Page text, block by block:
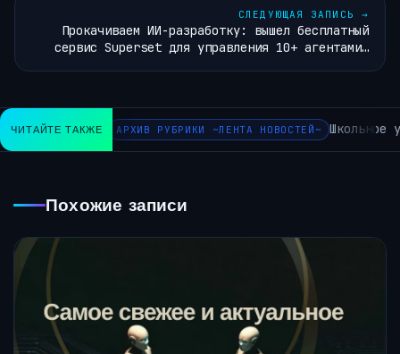
СЛЕДУЮЩАЯ ЗАПИСЬ →
Прокачиваем ИИ-разработку: вышел бесплатный
сервис Superset для управления 10+ агентами…
ЧИТАЙТЕ ТАКЖЕ АРХИВ РУБРИКИ ~ЛЕНТА НОВОСТЕЙ~ Школьное
Похожие записи